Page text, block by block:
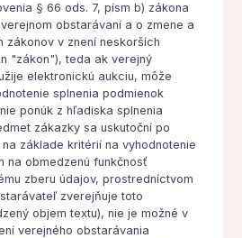
§ 66 ods. 7, písm b) zákona
obstarávaní a o zmene a
zákonov v znení neskorších
"zákon"), teda ak verejný
elektronickú aukciu, môže
splnenia podmienok
ponúk z hľadiska splnenia
zákazky sa uskutoční po
základe kritérií na vyhodnotenie
na obmedzenú funkčnosť
zberu údajov, prostredníctvom
zverejňuje toto
objem textu), nie je možné v
verejného obstarávania